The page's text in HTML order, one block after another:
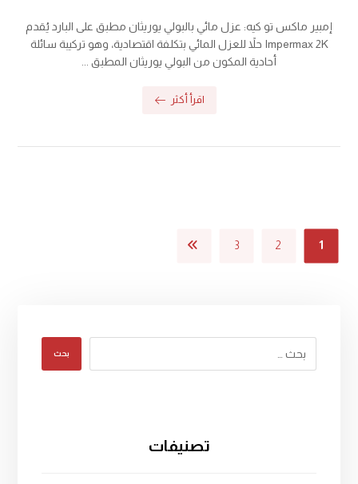
إمبير ماكس تو كيه: عزل مائي بالبولي يوريثان مطبق على البارد يُقدم
Impermax 2K حلاً للعزل المائي بتكلفة اقتصادية، وهو تركيبة سائلة
أحادية المكون من البولي يوريثان المطبق ...
اقرأ أكثر
1
2
3
بحث
تصنيفات